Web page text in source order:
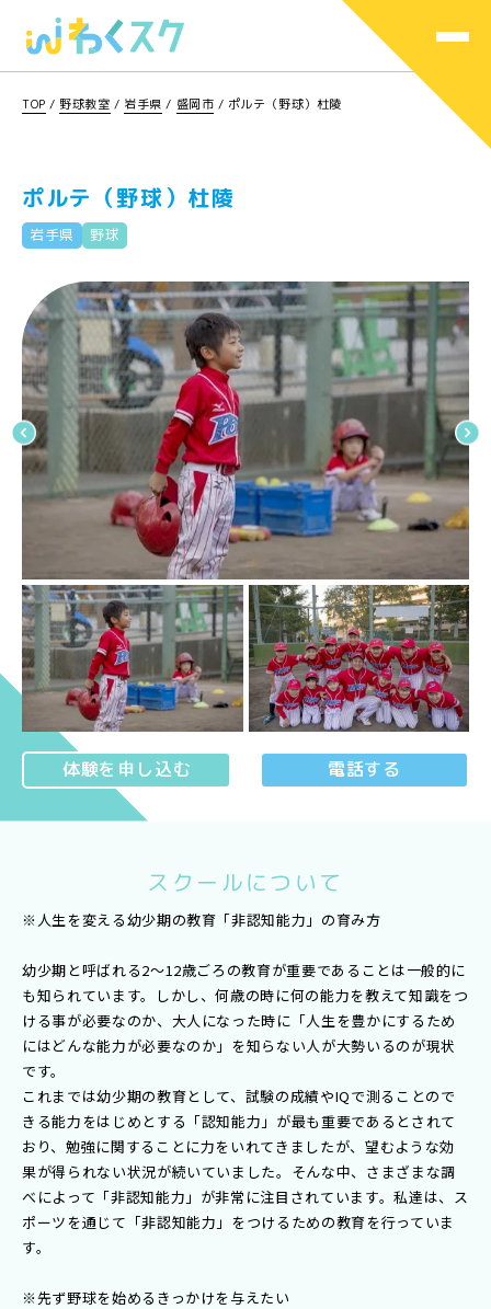
TOP / 野球教室 / 岩手県 / 盛岡市 / ポルテ（野球）杜陵
ポルテ（野球）杜陵
岩手県 野球
体験を申し込む 電話する
スクールについて
※人生を変える幼少期の教育「非認知能力」の育み方
幼少期と呼ばれる2〜12歳ごろの教育が重要であることは一般的に
も知られています。しかし、何歳の時に何の能力を教えて知識をつ
ける事が必要なのか、大人になった時に「人生を豊かにするため
にはどんな能力が必要なのか」を知らない人が大勢いるのが現状
です。
これまでは幼少期の教育として、試験の成績やIQで測ることので
きる能力をはじめとする「認知能力」が最も重要であるとされて
おり、勉強に関することに力をいれてきましたが、望むような効
果が得られない状況が続いていました。そんな中、さまざまな調
べによって「非認知能力」が非常に注目されています。私達は、ス
ポーツを通じて「非認知能力」をつけるための教育を行っていま
す。
※先ず野球を始めるきっかけを与えたい